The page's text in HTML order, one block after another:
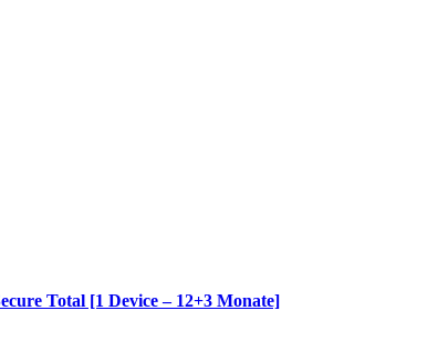
Total [1 Device – 12+3 Monate]